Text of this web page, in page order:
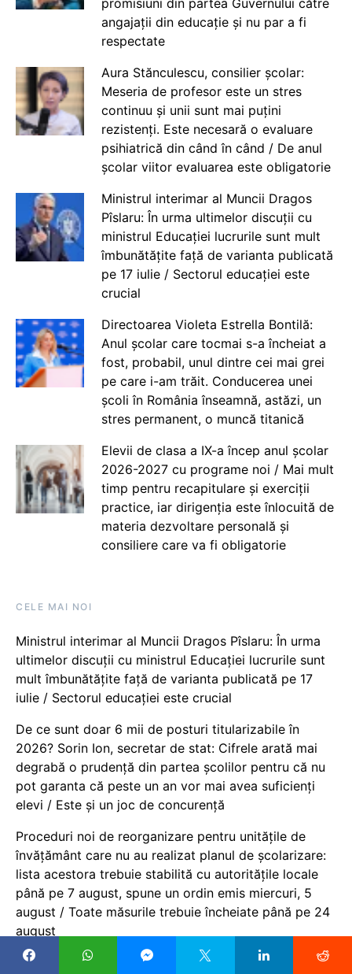
promisiuni din partea Guvernului către
angajații din educație și nu par a fi
respectate
Aura Stănculescu, consilier școlar:
Meseria de profesor este un stres
continuu și unii sunt mai puțini
rezistenți. Este necesară o evaluare
psihiatrică din când în când / De anul
școlar viitor evaluarea este obligatorie
Ministrul interimar al Muncii Dragos
Pîslaru: În urma ultimelor discuții cu
ministrul Educației lucrurile sunt mult
îmbunătățite față de varianta publicată
pe 17 iulie / Sectorul educației este
crucial
Directoarea Violeta Estrella Bontilă:
Anul școlar care tocmai s-a încheiat a
fost, probabil, unul dintre cei mai grei
pe care i-am trăit. Conducerea unei
școli în România înseamnă, astăzi, un
stres permanent, o muncă titanică
Elevii de clasa a IX-a încep anul școlar
2026-2027 cu programe noi / Mai mult
timp pentru recapitulare și exerciții
practice, iar dirigenția este înlocuită de
materia dezvoltare personală și
consiliere care va fi obligatorie
CELE MAI NOI
Ministrul interimar al Muncii Dragos Pîslaru: În urma
ultimelor discuții cu ministrul Educației lucrurile sunt
mult îmbunătățite față de varianta publicată pe 17
iulie / Sectorul educației este crucial
De ce sunt doar 6 mii de posturi titularizabile în
2026? Sorin Ion, secretar de stat: Cifrele arată mai
degrabă o prudență din partea școlilor pentru că nu
pot garanta că peste un an vor mai avea suficienți
elevi / Este și un joc de concurență
Proceduri noi de reorganizare pentru unitățile de
învățământ care nu au realizat planul de școlarizare:
lista acestora trebuie stabilită cu autoritățile locale
până pe 7 august, spune un ordin emis miercuri, 5
august / Toate măsurile trebuie încheiate până pe 24
august
Șeful ISJ Gorj, alți 8 inspectori și personal auxiliar